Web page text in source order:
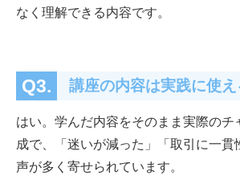
なく理解できる内容です。
Q3. 講座の内容は実践に使え
はい。学んだ内容をそのまま実際のチ
成で、「迷いが減った」「取引に一貫
声が多く寄せられています。